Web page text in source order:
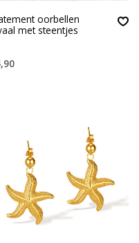
oorbellen
met steentjes